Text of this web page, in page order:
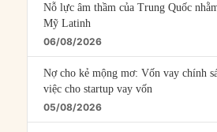
Nỗ lực âm thầm của Trung Quốc
Mỹ Latinh
06/08/2026
Nợ cho kẻ mộng mơ: Vốn vay chính
việc cho startup vay vốn
05/08/2026